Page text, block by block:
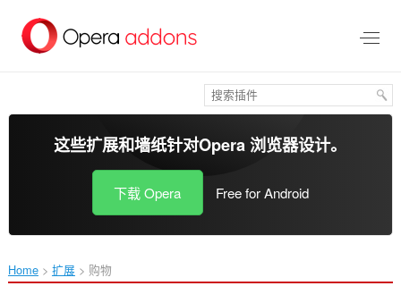
这些扩展和墙纸针对Opera 浏览器设计。
下载 Opera Free for Android
Home 扩展 购物